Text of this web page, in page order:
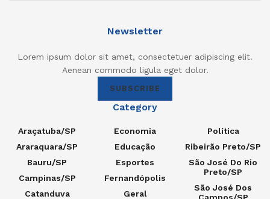
Newsletter
Lorem ipsum dolor sit amet, consectetuer adipiscing elit.
Aenean commodo ligula eget dolor.
SUBSCRIBE
Category
Araçatuba/SP
Araraquara/SP
Bauru/SP
Campinas/SP
Catanduva
Economia
Educação
Esportes
Fernandópolis
Geral
Política
Ribeirão Preto/SP
São José Do Rio
Preto/SP
São José Dos
Campos/SP